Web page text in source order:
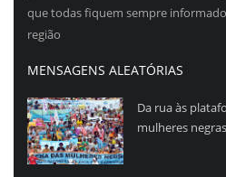
que todas fiquem sempre
região
MENSAGENS ALEATÓRIAS
Da rua às
mulheres